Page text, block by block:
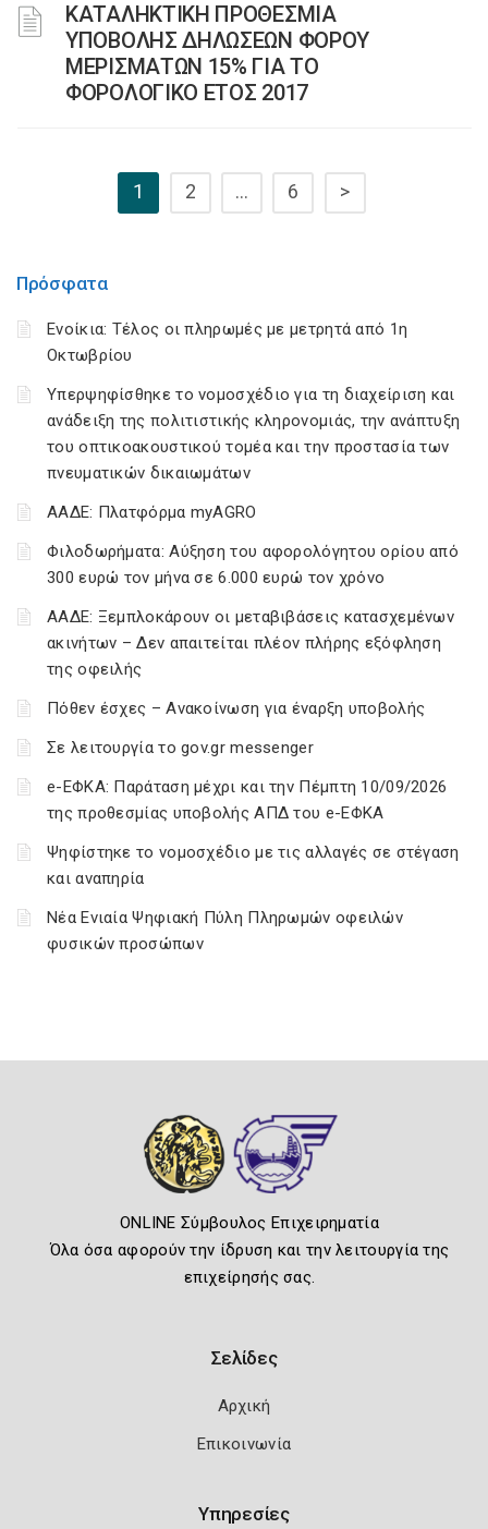
ΚΑΤΑΛΗΚΤΙΚΗ ΠΡΟΘΕΣΜΙΑ
ΥΠΟΒΟΛΗΣ ΔΗΛΩΣΕΩΝ ΦΟΡΟΥ
ΜΕΡΙΣΜΑΤΩΝ 15% ΓΙΑ ΤΟ
ΦΟΡΟΛΟΓΙΚΟ ΕΤΟΣ 2017
1 2 … 6 >
Πρόσφατα
Ενοίκια: Τέλος οι πληρωμές με μετρητά από 1η
Οκτωβρίου
Υπερψηφίσθηκε το νομοσχέδιο για τη διαχείριση και
ανάδειξη της πολιτιστικής κληρονομιάς, την ανάπτυξη
του οπτικοακουστικού τομέα και την προστασία των
πνευματικών δικαιωμάτων
ΑΑΔΕ: Πλατφόρμα myAGRO
Φιλοδωρήματα: Αύξηση του αφορολόγητου ορίου από
300 ευρώ τον μήνα σε 6.000 ευρώ τον χρόνο
ΑΑΔΕ: Ξεμπλοκάρουν οι μεταβιβάσεις κατασχεμένων
ακινήτων – Δεν απαιτείται πλέον πλήρης εξόφληση
της οφειλής
Πόθεν έσχες – Ανακοίνωση για έναρξη υποβολής
Σε λειτουργία το gov.gr messenger
e-ΕΦΚΑ: Παράταση μέχρι και την Πέμπτη 10/09/2026
της προθεσμίας υποβολής ΑΠΔ του e-ΕΦΚΑ
Ψηφίστηκε το νομοσχέδιο με τις αλλαγές σε στέγαση
και αναπηρία
Νέα Ενιαία Ψηφιακή Πύλη Πληρωμών οφειλών
φυσικών προσώπων
ONLINE Σύμβουλος Επιχειρηματία
Όλα όσα αφορούν την ίδρυση και την λειτουργία της
επιχείρησής σας.
Σελίδες
Αρχική
Επικοινωνία
Υπηρεσίες